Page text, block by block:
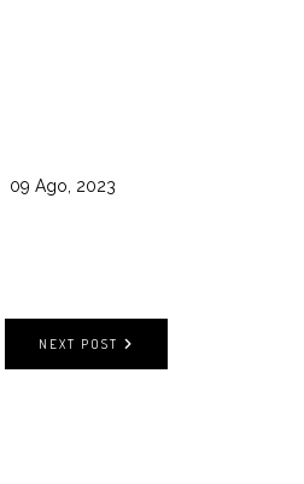
09 Ago, 2023
NEXT POST